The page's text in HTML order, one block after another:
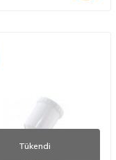
Tükendi